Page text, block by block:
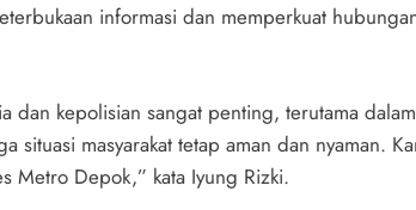
informasi dan memperkuat
dan kepolisian sangat penting, terutama
situasi masyarakat tetap aman dan nyaman.
Metro Depok,” kata Iyung Rizki.